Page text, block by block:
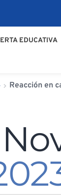
EDUCATIVA
Reacción en